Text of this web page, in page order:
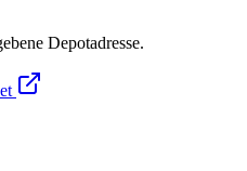
Depotadresse.